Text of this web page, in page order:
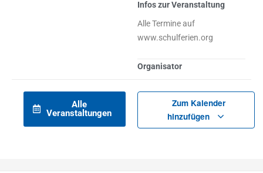
Infos zur Veranstaltung
Alle Termine auf
www.schulferien.org
Organisator
Alle
Veranstaltungen
Zum Kalender
hinzufügen